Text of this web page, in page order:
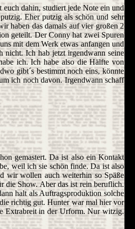
dahin, studiert jede Note ein und
Eher putzig als schön und sehr
haben das damals auf vier großen 2
geteilt. Der Conny hat zwei Spuren
mit dem Werk etwas anfangen und
nicht. Ich hab jetzt irgendwann seine
ich. Ich habe also die Hälfte von
gibt´s bestimmt noch eins, könnte
ich noch davon. Irgendwann schaff
gemastert. Da ist also ein Kontakt
weil ich sie schön finde. Da ist also
wir wollen auch weiterhin so Späße
die Show. Aber das ist rein beruflich.
halt als Auftragsproduktion solche
richtig gut. Hunter war mal hier vor
Extrabreit in der Urform. Nur witzig.